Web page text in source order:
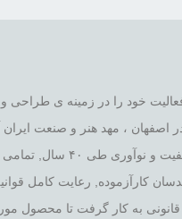
صنعتی بهریزان در سال ۱۳۵۵ فعالیت خود را در
اصفهان ، مهد هنر و صنعت ایران
توسعه این صنعت بر اساس
کارآزموده, رعایت کامل
به کار گرفت تا محصول